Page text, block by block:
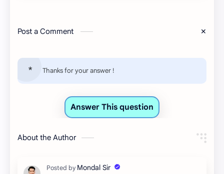
Post a Comment
Thanks for your answer !
About the Author